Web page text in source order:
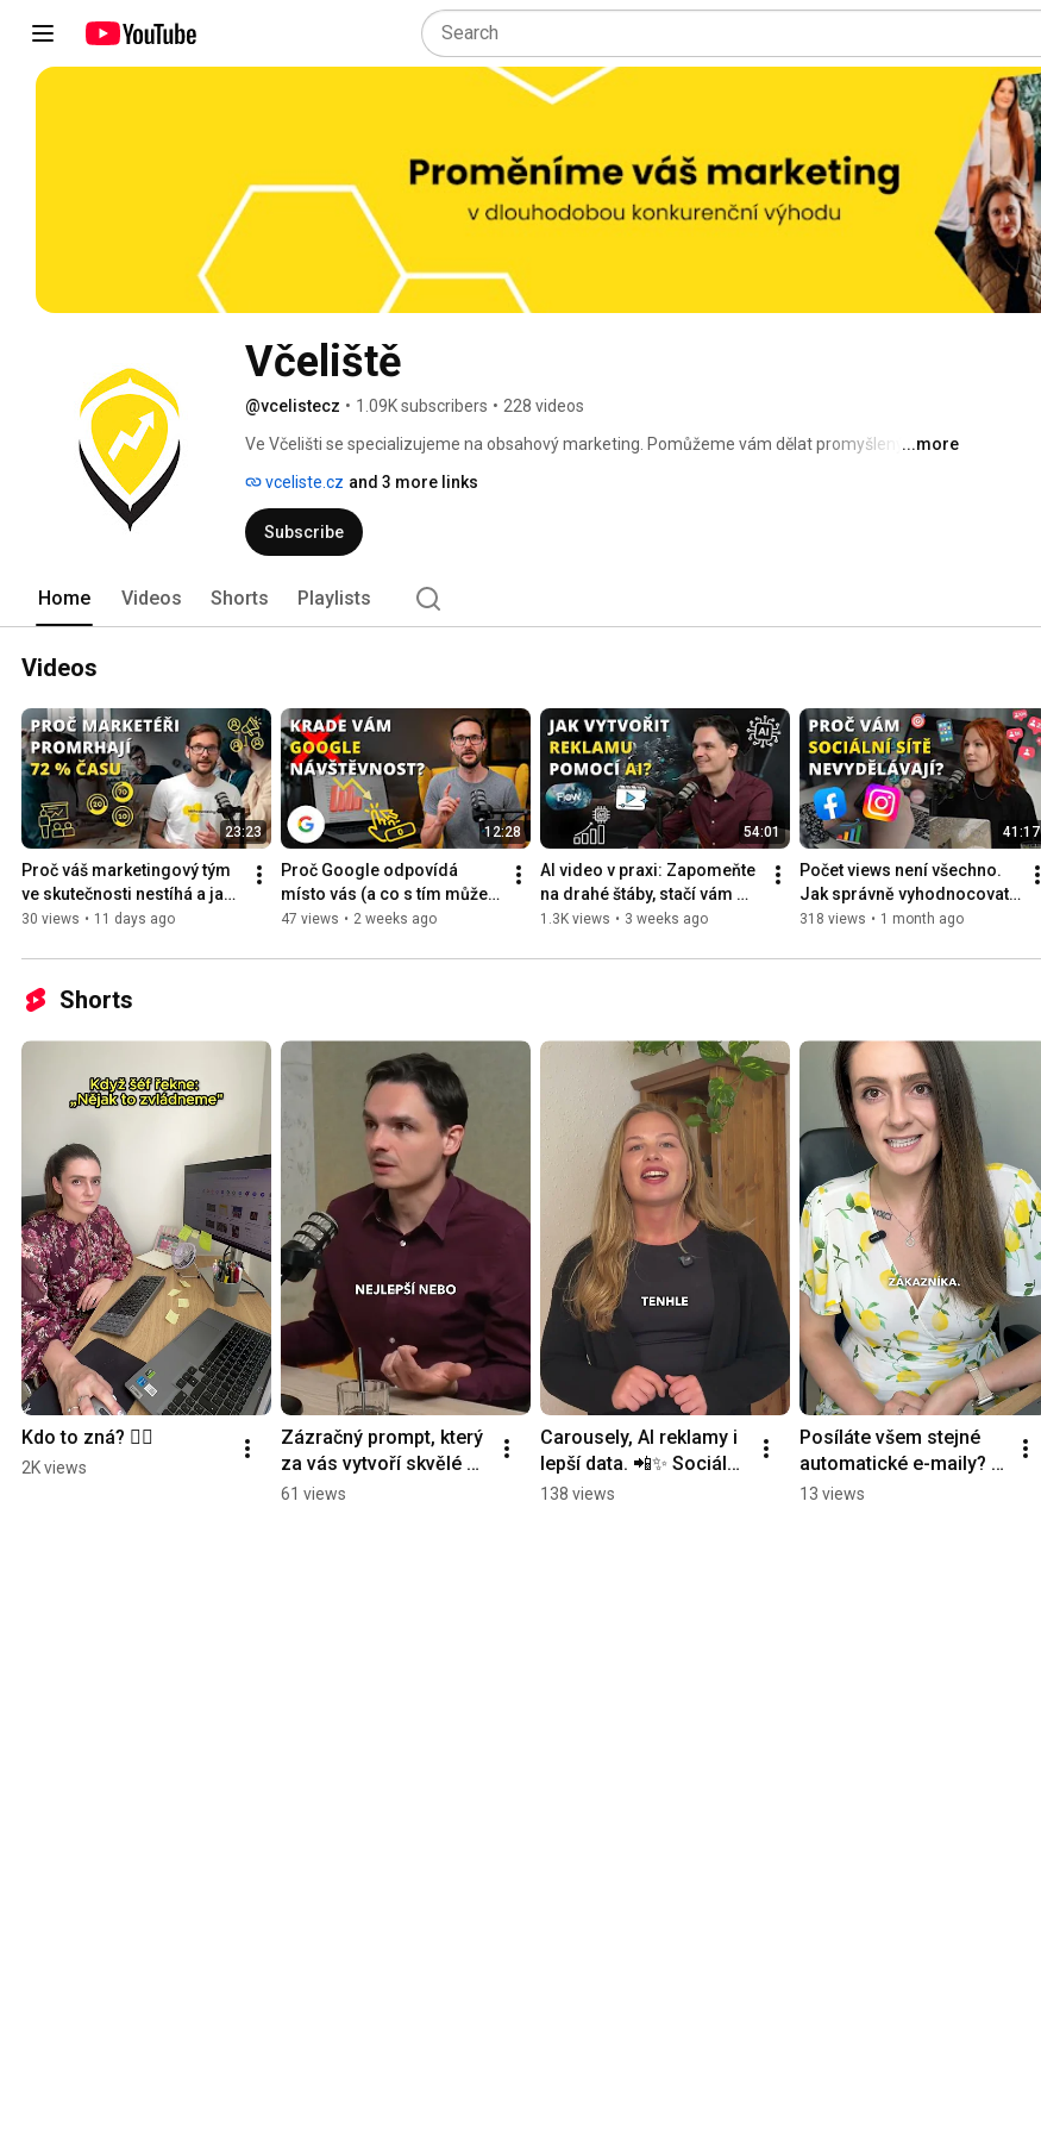
Včeliště
@vcelistecz • 1.09K subscribers • 228 videos
Ve Včelišti se specializujeme na obsahový marketing. Pomůžeme vám dělat promyšlený online
...more
vceliste.cz and 3 more links
Subscribe
Home Videos Shorts Playlists
Videos
23:23
Proč váš marketingový tým
ve skutečnosti nestíhá a jak
to změnit
30 views • 11 days ago
12:28
Proč Google odpovídá
místo vás (a co s tím můžete
dělat)
47 views • 2 weeks ago
54:01
AI video v praxi: Zapomeňte
na drahé štáby, stačí vám
dobrý nápad
1.3K views • 3 weeks ago
41:17
Počet views není všechno.
Jak správně vyhodnocovat
sociální sítě
318 views • 1 month ago
Shorts
Kdo to zná? 🙋‍♀️
2K views
Zázračný prompt, který
za vás vytvoří skvělé AI
video.... nejspíš
61 views
Carousely, AI reklamy i
lepší data. 📲✨ Sociální
sítě nám zase přinášejí
138 views
Posíláte všem stejné
automatické e-maily?
Pak z e-mailingu děláte
13 views